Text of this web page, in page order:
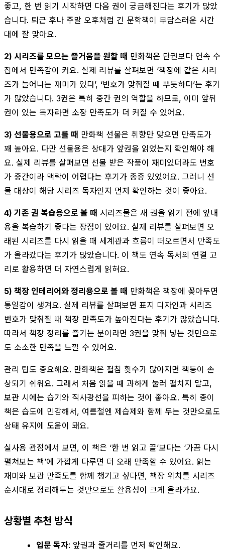
좋고, 한 번 읽기 시작하면 다음 권이 궁금해진다는 후기가 많았
습니다. 퇴근 후나 주말 오후처럼 긴 문학책이 부담스러운 시간
대에 잘 맞아요.
2) 시리즈를 모으는 즐거움을 원할 때 만화책은 단권보다 연속 수
집에서 만족감이 커요. 실제 리뷰를 살펴보면 ‘책장에 같은 시리
즈가 늘어나는 재미가 있다’, ‘번호가 맞춰질 때 뿌듯하다’는 후기
가 많았습니다. 3권은 특히 중간 권의 역할을 하므로, 이미 앞뒤
권이 있는 독자라면 소장 만족도가 더 커질 수 있어요.
3) 선물용으로 고를 때 만화책 선물은 취향만 맞으면 만족도가
꽤 높아요. 다만 선물용은 상대가 앞권을 읽었는지 확인해야 해
요. 실제 리뷰를 살펴보면 선물 받은 작품이 재미있더라도 번호
가 중간이라 맥락이 어렵다는 후기가 종종 있었어요. 그러니 선
물 대상이 해당 시리즈 독자인지 먼저 확인하는 것이 좋아요.
4) 기존 권 복습용으로 볼 때 시리즈물은 새 권을 읽기 전에 앞내
용을 복습하기 좋다는 장점이 있어요. 실제 리뷰를 살펴보면 오
래된 시리즈를 다시 읽을 때 세계관과 흐름이 떠오르면서 만족도
가 올라갔다는 후기가 많았습니다. 이 책도 연속 독서의 연결 고
리로 활용하면 더 자연스럽게 읽혀요.
5) 책장 인테리어와 정리용으로 볼 때 만화책은 책장에 꽂아두면
통일감이 생겨요. 실제 리뷰를 살펴보면 표지 디자인과 시리즈
번호가 맞춰질 때 책장 만족도가 높아진다는 후기가 많았습니다.
따라서 책장 정리를 즐기는 분이라면 3권을 맞춰 넣는 것만으로
도 소소한 만족을 느낄 수 있어요.
관리 팁도 중요해요. 만화책은 펼침 횟수가 많아지면 책등이 손
상되기 쉬워요. 그래서 처음 읽을 때 과하게 눌러 펼치지 말고,
보관 시에는 습기와 직사광선을 피하는 것이 좋아요. 특히 종이
책은 습도에 민감해서, 여름철엔 제습제와 함께 두는 것만으로도
상태 유지에 도움이 돼요.
실사용 관점에서 보면, 이 책은 ‘한 번 읽고 끝’보다는 ‘가끔 다시
펼쳐보는 책’에 가깝게 다루면 더 오래 만족할 수 있어요. 읽는
재미와 보관 만족도를 함께 챙기고 싶다면, 책장 위치를 시리즈
순서대로 정리해두는 것만으로도 활용성이 크게 올라가요.
상황별 추천 방식
입문 독자: 앞권과 줄거리를 먼저 확인해요.